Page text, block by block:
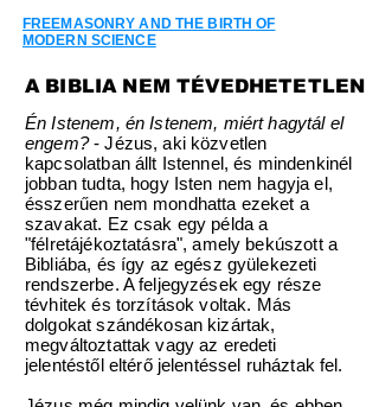
FREEMASONRY AND THE BIRTH OF
MODERN SCIENCE
A BIBLIA NEM TÉVEDHETETLEN
Én Istenem, én Istenem, miért hagytál el
engem?- Jézus, aki közvetlen
kapcsolatban állt Istennel, és mindenkinél
jobban tudta, hogy Isten nem hagyja el,
ésszerűen nem mondhatta ezeket a
szavakat. Ez csak egy példa a
"félretájékoztatásra", amely bekúszott a
Bibliába, és így az egész gyülekezeti
rendszerbe. A feljegyzések egy része
tévhitek és torzítások voltak. Más
dolgokat szándékosan kizártak,
megváltoztattak vagy az eredeti
jelentéstől eltérő jelentéssel ruháztak fel.